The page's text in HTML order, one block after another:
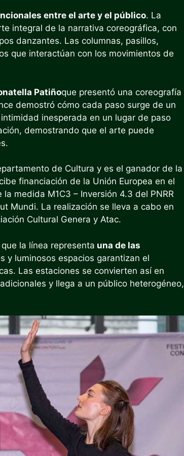
entre el arte y el público. La
integral de la narrativa coreográfica, con
danzantes. Las columnas, pasillos,
que interactúan con los movimientos de
Patiñoque presentó una coreografía
demostró cómo cada paso surge de un
inesperada en un lugar de paso
demostrando que el arte puede
de Cultura y es el ganador de la
financiación de la Unión Europea en el
medida M1C3 – Inversión 4.3 del PNRR
Mundi. La realización se lleva a cabo en
Cultural Genera y Atac.
la línea representa una de las
y luminosos espacios garantizan el
Las estaciones se convierten así en
y llega a un público heterogéneo,